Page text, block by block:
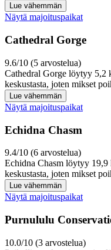
Lue vähemmän
Näytä majoituspaikat
Cathedral Gorge
9.6/10 (5 arvostelua)
Cathedral Gorge löytyy 5,2
keskustasta, joten mikset
Lue vähemmän
Näytä majoituspaikat
Echidna Chasm
9.4/10 (6 arvostelua)
Echidna Chasm löytyy 19,9
keskustasta, joten mikset
Lue vähemmän
Näytä majoituspaikat
Purnululu
10.0/10 (3 arvostelua)